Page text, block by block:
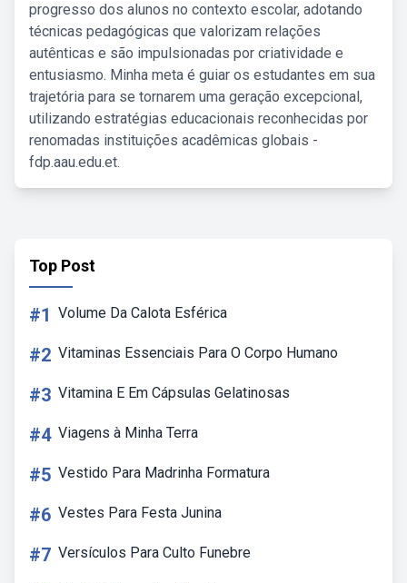
progresso dos alunos no contexto escolar, adotando
técnicas pedagógicas que valorizam relações
autênticas e são impulsionadas por criatividade e
entusiasmo. Minha meta é guiar os estudantes em sua
trajetória para se tornarem uma geração excepcional,
utilizando estratégias educacionais reconhecidas por
renomadas instituições acadêmicas globais -
fdp.aau.edu.et.
Top Post
#1 Volume Da Calota Esférica
#2 Vitaminas Essenciais Para O Corpo Humano
#3 Vitamina E Em Cápsulas Gelatinosas
#4 Viagens à Minha Terra
#5 Vestido Para Madrinha Formatura
#6 Vestes Para Festa Junina
#7 Versículos Para Culto Funebre